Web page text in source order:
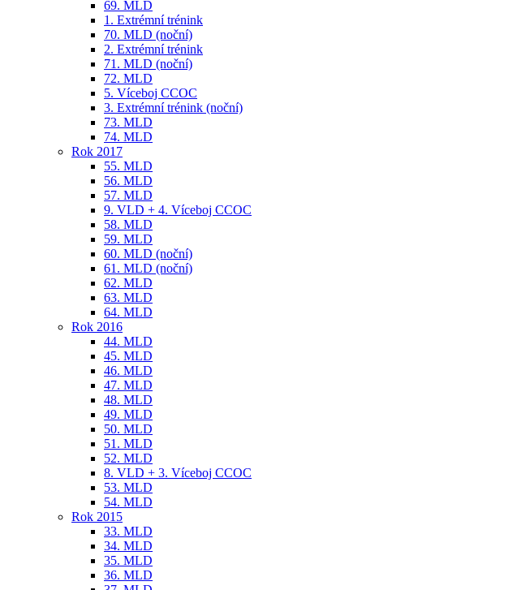
69. MLD
1. Extrémní trénink
70. MLD (noční)
2. Extrémní trénink
71. MLD (noční)
72. MLD
5. Víceboj CCOC
3. Extrémní trénink (noční)
73. MLD
74. MLD
Rok 2017
55. MLD
56. MLD
57. MLD
9. VLD + 4. Víceboj CCOC
58. MLD
59. MLD
60. MLD (noční)
61. MLD (noční)
62. MLD
63. MLD
64. MLD
Rok 2016
44. MLD
45. MLD
46. MLD
47. MLD
48. MLD
49. MLD
50. MLD
51. MLD
52. MLD
8. VLD + 3. Víceboj CCOC
53. MLD
54. MLD
Rok 2015
33. MLD
34. MLD
35. MLD
36. MLD